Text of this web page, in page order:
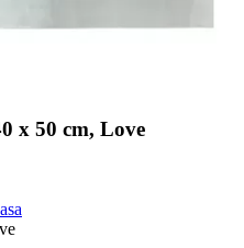
x 50 cm, Love